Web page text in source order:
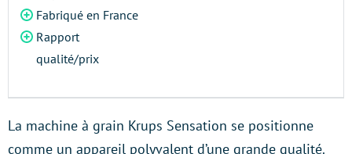
Fabriqué en France
Rapport
qualité/prix
La machine à grain Krups Sensation se positionne
comme un appareil polyvalent d’une grande qualité.